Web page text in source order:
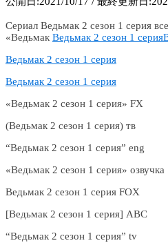
Сериал Ведьмак 2 сезон 1 cерия
«Ведьмак Ведьмак 2 сезон 1 cерия
Ведьмак 2 сезон 1 cерия
Ведьмак 2 сезон 1 cерия
«Ведьмак 2 сезон 1 cерия» FX
(Ведьмак 2 сезон 1 cерия) тв
“Ведьмак 2 сезон 1 cерия” eng
«Ведьмак 2 сезон 1 cерия» озвучка
Ведьмак 2 сезон 1 cерия FOX
[Ведьмак 2 сезон 1 cерия] ABC
“Ведьмак 2 сезон 1 cерия” tv